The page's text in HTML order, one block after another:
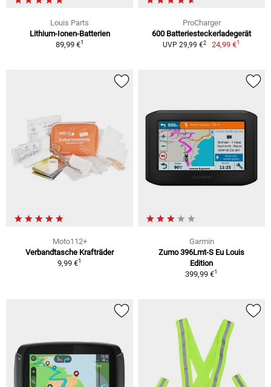
Louis Parts
Lithium-Ionen-Batterien
89,99 €1
ProCharger
600 Batteriesteckerladegerät
UVP 29,99 €2 24,99 €1
Moto112+
Verbandtasche Krafträder
9,99 €1
Garmin
Zumo 396Lmt-S Eu Louis
Edition
399,99 €1